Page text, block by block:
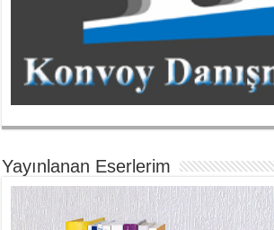
Yayınlanan Eserlerim